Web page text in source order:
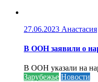
27.06.2023 Анастасия
В ООН заявили о
В ООН указали на
Зарубежье Новости